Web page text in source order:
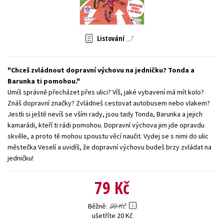
Zahraniční literatura
Všechny tituly
Listování
Chceš zvládnout dopravní výchovu na jedničku? Tonda a
Barunka ti pomohou.
Umíš správně přecházet přes ulici? Víš, jaké vybavení má mít kolo?
Znáš dopravní značky? Zvládneš cestovat autobusem nebo vlakem?
Jestli si ještě nevíš se vším rady, jsou tady Tonda, Barunka a jejich
kamarádi, kteří ti rádi pomohou. Dopravní výchova jim jde opravdu
skvěle, a proto tě mohou spoustu věcí naučit. Vydej se s nimi do ulic
městečka Veselí a uvidíš, že dopravní výchovu budeš brzy zvládat na
jedničku!
79 Kč
Běžně 99 Kč
ušetříte 20 Kč